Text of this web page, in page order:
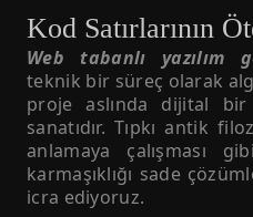
Kod Satırlarının
Web tabanlı yazılım
teknik bir süreç olarak
proje aslında dijital
sanatıdır. Tıpkı antik
anlamaya çalışması
karmaşıklığı sade
icra ediyoruz.